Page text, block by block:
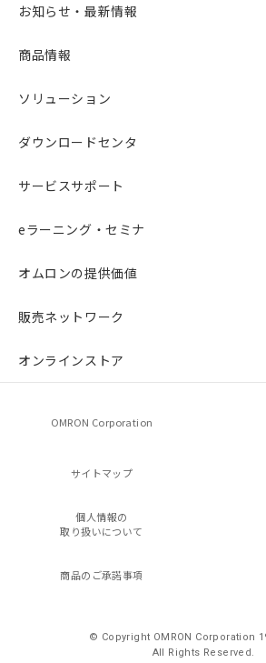
お知らせ・最新情報
商品情報
ソリューション
ダウンロードセンタ
サービスサポート
eラーニング・セミナ
オムロンの提供価値
販売ネットワーク
オンラインストア
OMRON Corporation
サイトマップ
個人情報の
取り扱いについて
商品のご承諾事項
© Copyright OMRON Corporation
All Rights Reserved.